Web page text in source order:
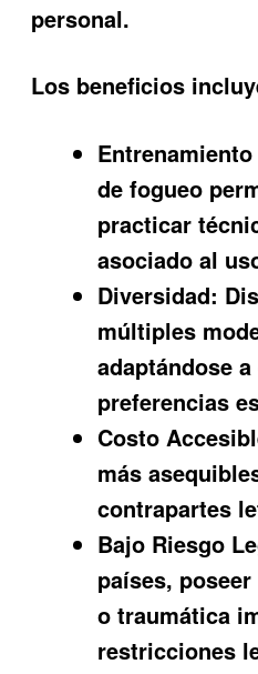
personal.
Los beneficios
de fogueo
practicar
asociado al
Diversidad:
múltiples
adaptándose
preferencias
Costo
más
contrapartes
Bajo Riesgo
países,
o traumática
restricciones